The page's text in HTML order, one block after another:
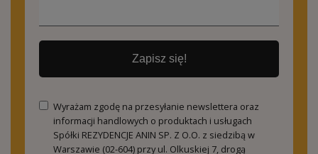
Zapisz się!
Wyrażam zgodę na przesyłanie newslettera oraz
informacji handlowych o produktach i usługach
Spółki REZYDENCJE ANIN SP. Z O.O. z siedzibą w
Warszawie (02-604) przy ul. Olkuskiej 7, drogą